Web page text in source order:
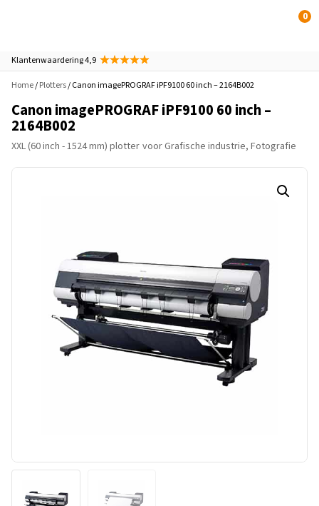
0
Klantenwaardering 4,9
Home/Plotters/ Canon imagePROGRAF iPF9100 60 inch – 2164B002
Canon imagePROGRAF iPF9100 60 inch –
2164B002
XXL (60 inch - 1524 mm) plotter voor Grafische industrie, Fotografie